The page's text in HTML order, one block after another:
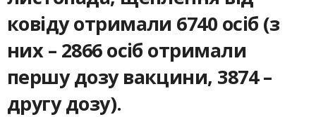
ковіду отримали 6740 осіб (з
них – 2866 осіб отримали
першу дозу вакцини, 3874 –
другу дозу).